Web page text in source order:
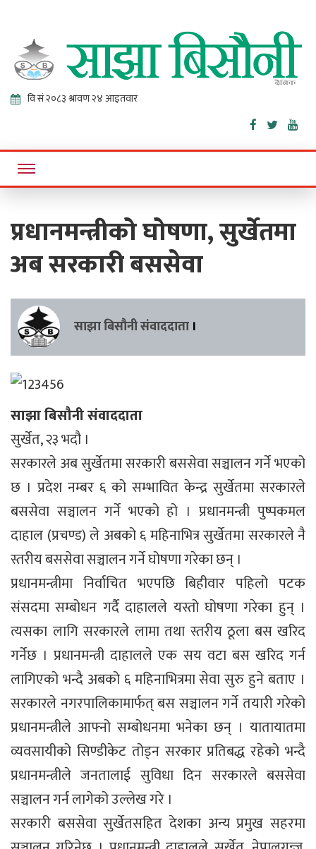
Sajha
Bisaunee
Online News Portal
प्रधानमन्त्रीको घोषणा, सुर्खेतमा
अब सरकारी बससेवा
साझा बिसौनी संवाददाता ।
साझा बिसौनी संवाददाता
सुर्खेत, २३ भदौ ।
सरकारले अब सुर्खेतमा सरकारी बससेवा सञ्चालन गर्ने भएको
छ । प्रदेश नम्बर ६ को सम्भावित केन्द्र सुर्खेतमा सरकारले
बससेवा सञ्चालन गर्ने भएको हो । प्रधानमन्त्री पुष्पकमल
दाहाल (प्रचण्ड) ले अबको ६ महिनाभित्र सुर्खेतमा सरकारले नै
स्तरीय बससेवा सञ्चालन गर्ने घोषणा गरेका छन् ।
प्रधानमन्त्रीमा निर्वाचित भएपछि बिहीवार पहिलो पटक
संसदमा सम्बोधन गर्दै दाहालले यस्तो घोषणा गरेका हुन् ।
त्यसका लागि सरकारले लामा तथा स्तरीय ठूला बस खरिद
गर्नेछ । प्रधानमन्त्री दाहालले एक सय वटा बस खरिद गर्न
लागिएको भन्दै अबको ६ महिनाभित्रमा सेवा सुरु हुने बताए ।
सरकारले नगरपालिकामार्फत् बस सञ्चालन गर्ने तयारी गरेको
प्रधानमन्त्रीले आफ्नो सम्बोधनमा भनेका छन् । यातायातमा
व्यवसायीको सिण्डीकेट तोड्न सरकार प्रतिबद्ध रहेको भन्दै
प्रधानमन्त्रीले जनतालाई सुविधा दिन सरकारले बससेवा
सञ्चालन गर्न लागेको उल्लेख गरे ।
सरकारी बससेवा सुर्खेतसहित देशका अन्य प्रमुख सहरमा